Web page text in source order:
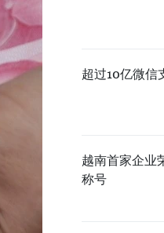
超过10亿微信
越南首家企业
称号